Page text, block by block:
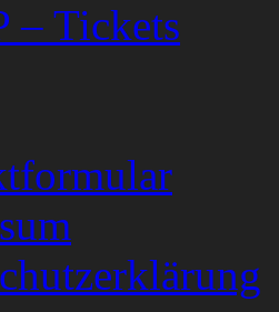
– Tickets